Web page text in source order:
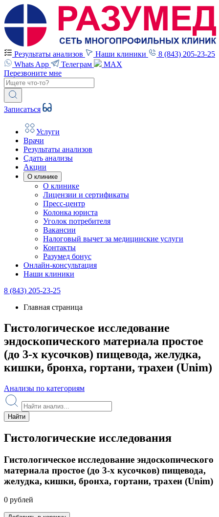
Результаты анализов Наши клиники
8 (843) 205-23-25
Whats App
Телеграм
MAX
Перезвоните мне
Записаться
Услуги
Врачи
Результаты анализов
Сдать анализы
Акции
О клинике
О клинике
Лицензии и сертификаты
Пресс-центр
Колонка юриста
Уголок потребителя
Вакансии
Налоговый вычет за медицинские услуги
Контакты
Разумед бонус
Онлайн-консультация
Наши клиники
8 (843) 205-23-25
Главная страница
Гистологическое исследование
эндоскопического материала простое
(до 3-х кусочков) пищевода, желудка,
кишки, бронха, гортани, трахеи (Unim)
Анализы по категориям
Найти
Гистологические исследования
Гистологическое исследование эндоскопического
материала простое (до 3-х кусочков) пищевода,
желудка, кишки, бронха, гортани, трахеи (Unim)
0 рублей